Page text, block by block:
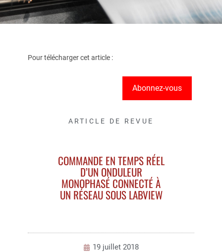
Pour télécharger cet article :
Abonnez-vous
ARTICLE DE REVUE
COMMANDE EN TEMPS RÉEL
D’UN ONDULEUR
MONOPHASÉ CONNECTÉ À
UN RÉSEAU SOUS LABVIEW
19 juillet 2018